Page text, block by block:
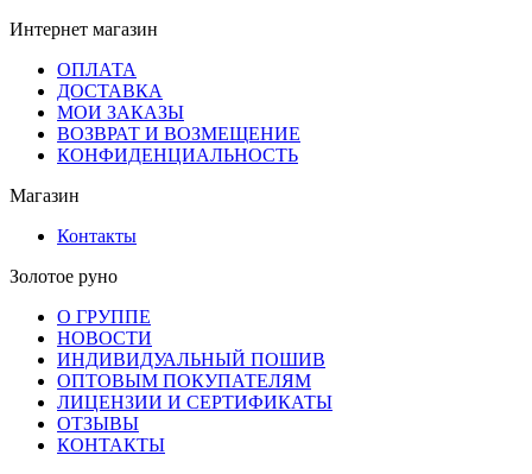
Интернет магазин
ОПЛАТА
ДОСТАВКА
МОИ ЗАКАЗЫ
ВОЗВРАТ И ВОЗМЕЩЕНИЕ
КОНФИДЕНЦИАЛЬНОСТЬ
Магазин
Контакты
Золотое руно
О ГРУППЕ
НОВОСТИ
ИНДИВИДУАЛЬНЫЙ ПОШИВ
ОПТОВЫМ ПОКУПАТЕЛЯМ
ЛИЦЕНЗИИ И СЕРТИФИКАТЫ
ОТЗЫВЫ
КОНТАКТЫ